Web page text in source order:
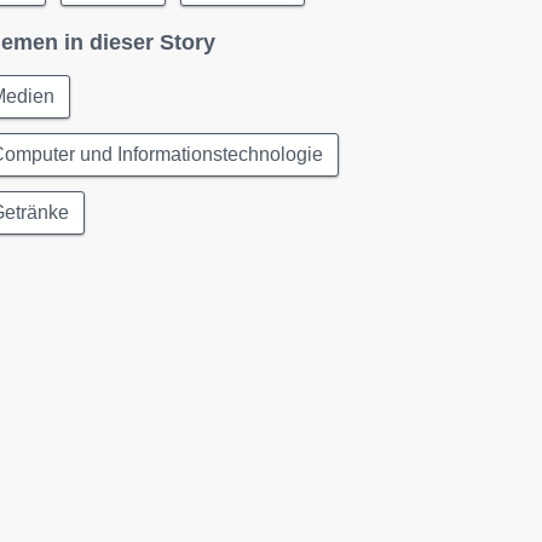
in dieser Story
und Informationstechnologie